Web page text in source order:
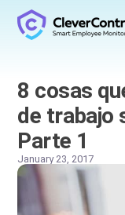
8 cosas
de trabajo
Parte 1
January 23, 2017